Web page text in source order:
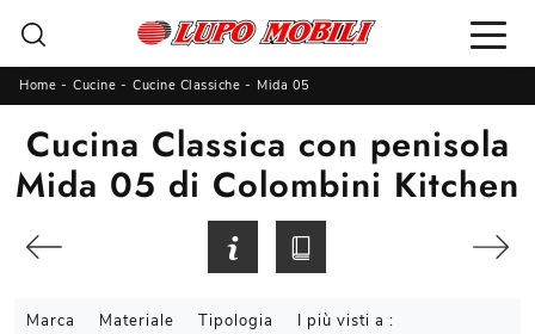
Home - Cucine - Cucine Classiche - Mida 05
Cucina Classica con penisola
Mida 05 di Colombini Kitchen
Marca Materiale Tipologia I più visti a :